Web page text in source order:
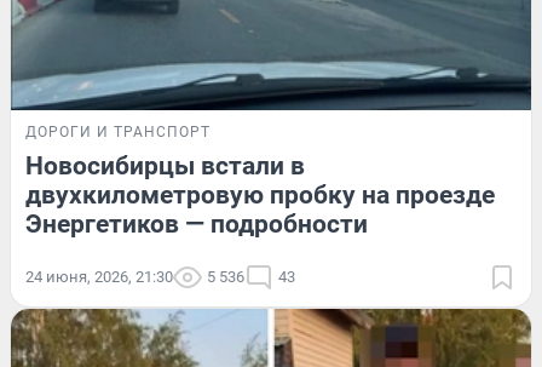
ДОРОГИ И ТРАНСПОРТ
Новосибирцы встали в
двухкилометровую пробку на проезде
Энергетиков — подробности
24 июня, 2026, 21:30 5 536 43